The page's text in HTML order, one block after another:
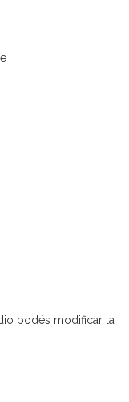
podés modificar la